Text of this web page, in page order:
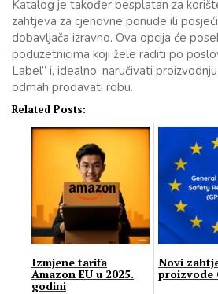
Katalog je također besplatan za
zahtjeva za cjenovne ponude ili
dobavljača izravno. Ova opcija će
poduzetnicima koji žele raditi po
Label” i, idealno, naručivati
odmah prodavati robu.
Related Posts:
Izmjene tarifa
Amazon EU u 2025.
godini
Novi
proizvode